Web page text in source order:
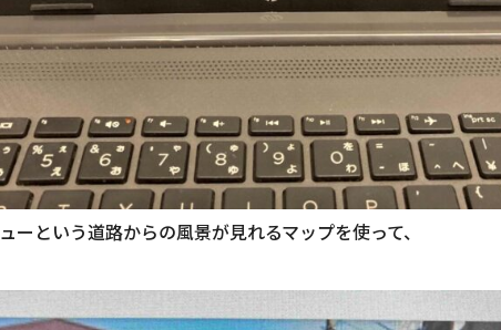
ーという道路からの風景が見れるマップを使って、